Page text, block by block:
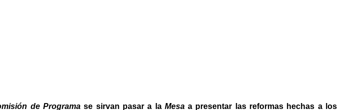
de Programase sirvan pasar a la Mesaa presentar las reformas hechas a los